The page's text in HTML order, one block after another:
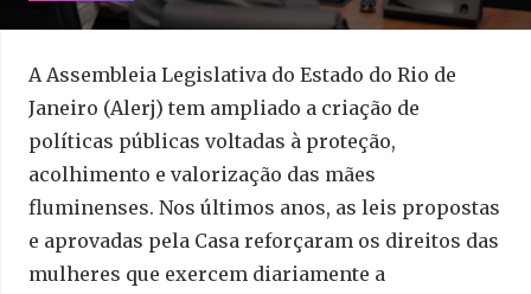
A Assembleia Legislativa do Estado do Rio de
Janeiro (Alerj) tem ampliado a criação de
políticas públicas voltadas à proteção,
acolhimento e valorização das mães
fluminenses. Nos últimos anos, as leis propostas
e aprovadas pela Casa reforçaram os direitos das
mulheres que exercem diariamente a